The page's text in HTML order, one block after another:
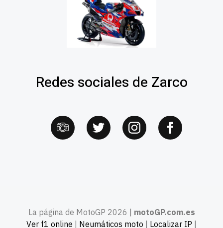
Redes sociales de Zarco
La página de MotoGP 2026 | motoGP.com.es
Ver f1 online | Neumáticos moto | Localizar IP |